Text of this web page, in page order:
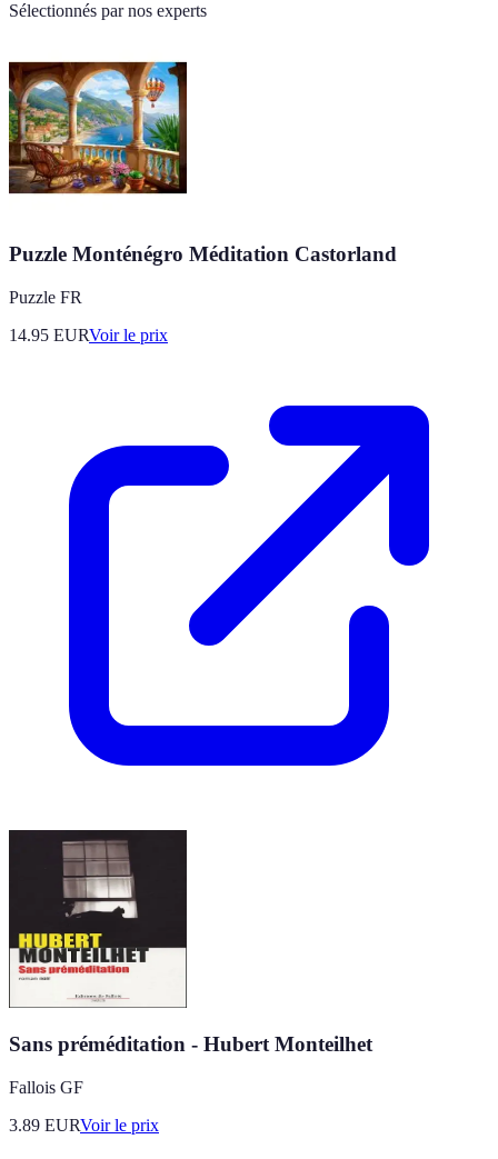
Sélectionnés par nos experts
Puzzle Monténégro Méditation Castorland
Puzzle FR
14.95 EURVoir le prix
Sans préméditation - Hubert Monteilhet
Fallois GF
3.89 EURVoir le prix